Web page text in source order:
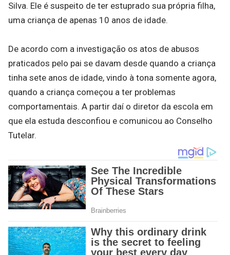
Silva. Ele é suspeito de ter estuprado sua própria filha,
uma criança de apenas 10 anos de idade.
De acordo com a investigação os atos de abusos
praticados pelo pai se davam desde quando a criança
tinha sete anos de idade, vindo à tona somente agora,
quando a criança começou a ter problemas
comportamentais. A partir daí o diretor da escola em
que ela estuda desconfiou e comunicou ao Conselho
Tutelar.